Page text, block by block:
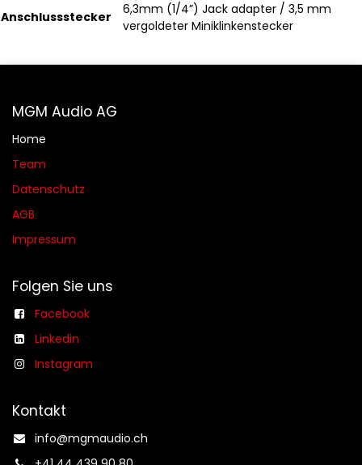
Anschlussstecker
6,3mm (1/4”) Jack adapter / 3,5 mm
vergoldeter Miniklinkenstecker
MGM Audio AG
Home
Team
Datenschutz
AGB​​
Impressum
Folgen Sie uns
Facebook
Linkedin
Instagram
Kontakt
info@mgmaudio.ch​